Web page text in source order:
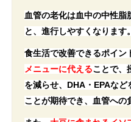
血管の老化は血中の中性
と、進行しやすくなります。
食生活で改善できるポイン
メニューに代えることで、
を減らせ、DHA・EPAな
ことが期待でき、血管への